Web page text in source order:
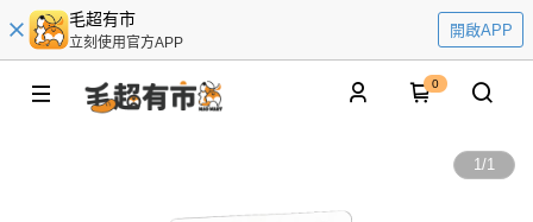
毛超有市
立刻使用官方APP
開啟APP
0
1/1